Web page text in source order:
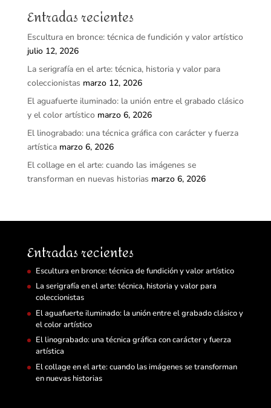
Entradas recientes
Escultura en bronce: técnica de fundición y valor artístico
julio 12, 2026
La serigrafía en el arte: técnica, historia y valor para
coleccionistas marzo 12, 2026
El aguafuerte iluminado: la unión entre el grabado clásico
y el color artístico marzo 6, 2026
El linograbado: una técnica gráfica con carácter y fuerza
artística marzo 6, 2026
El collage en el arte: cuando las imágenes se
transforman en nuevas historias marzo 6, 2026
Entradas recientes
Escultura en bronce: técnica de fundición y valor artístico
La serigrafía en el arte: técnica, historia y valor para
coleccionistas
El aguafuerte iluminado: la unión entre el grabado clásico y
el color artístico
El linograbado: una técnica gráfica con carácter y fuerza
artística
El collage en el arte: cuando las imágenes se transforman
en nuevas historias